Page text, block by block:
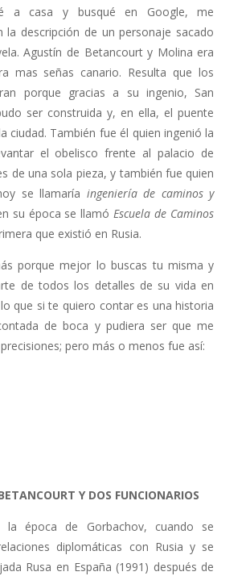
a casa y busqué en Google, me
la descripción de un personaje sacado
Agustín de Betancourt y Molina era
mas señas canario. Resulta que los
porque gracias a su ingenio, San
ser construida y, en ella, el puente
ciudad. También fue él quien ingenió la
el obelisco frente al palacio de
de una sola pieza, y también fue quien
se llamaría ingeniería de caminos y
su época se llamóEscuela de Caminos
que existió en Rusia.
porque mejor lo buscas tu misma y
de todos los detalles de su vida en
que si te quiero contar es una historia
de boca y pudiera ser que me
pero más o menos fue así:
Y DOS FUNCIONARIOS
la época de Gorbachov, cuando se
diplomáticas con Rusia y se
Rusa en España (1991) después de